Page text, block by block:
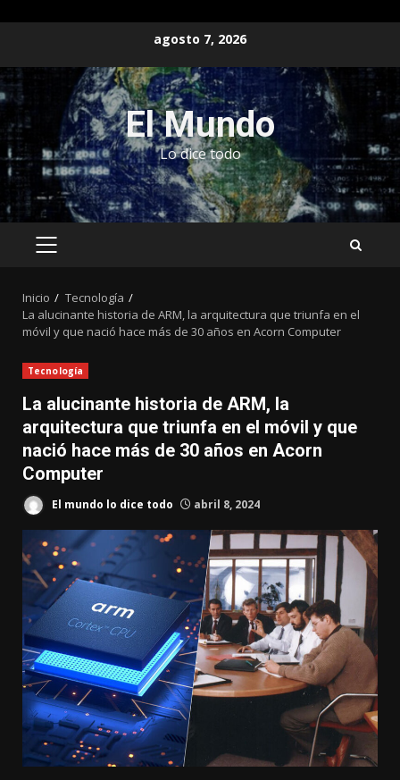
contenido
agosto 7, 2026
El Mundo
Lo dice todo
MENÚ
Inicio
Tecnología
La alucinante historia de ARM, la arquitectura que triunfa en el
móvil y que nació hace más de 30 años en Acorn Computer
Tecnología
La alucinante historia de ARM, la
arquitectura que triunfa en el móvil y que
nació hace más de 30 años en Acorn
Computer
El mundo lo dice todo abril 8, 2024